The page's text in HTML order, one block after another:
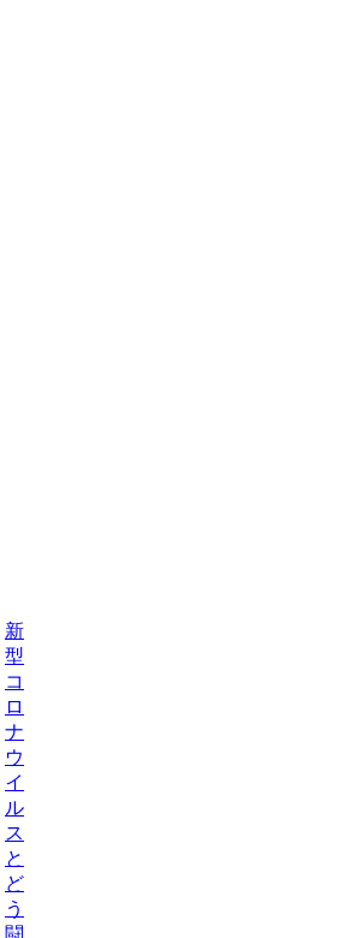
新
型
コ
ロ
ナ
ウ
イ
ル
ス
と
ど
う